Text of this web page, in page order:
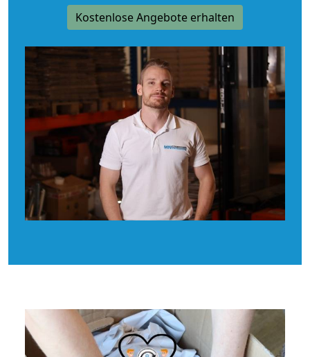
Kostenlose Angebote erhalten